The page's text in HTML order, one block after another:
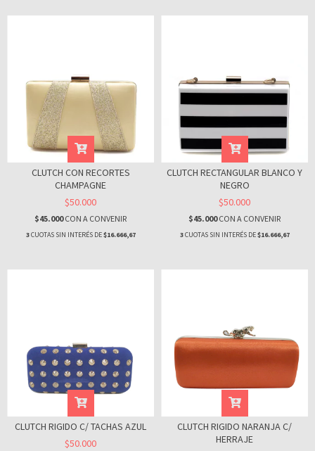
CLUTCH CON RECORTES
CHAMPAGNE
$50.000
$45.000CON A CONVENIR
3CUOTAS SIN INTERÉS DE$16.666,67
CLUTCH RECTANGULAR BLANCO Y
NEGRO
$50.000
$45.000CON A CONVENIR
3CUOTAS SIN INTERÉS DE$16.666,67
CLUTCH RIGIDO C/ TACHAS AZUL
$50.000
CLUTCH RIGIDO NARANJA C/
HERRAJE